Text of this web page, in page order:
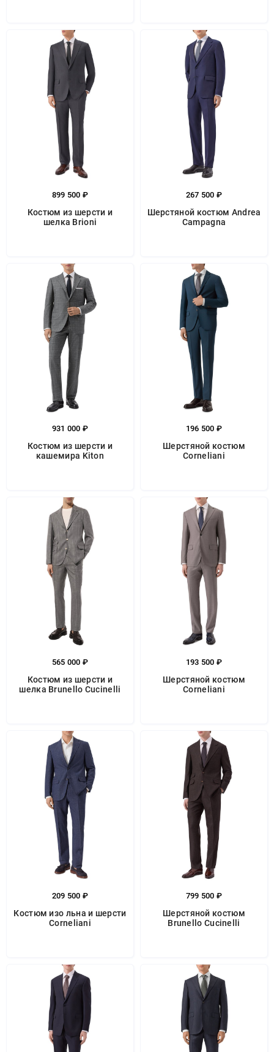
899 500 ₽
Костюм из шерсти и
шелка Brioni
267 500 ₽
Шерстяной костюм Andrea
Campagna
931 000 ₽
Костюм из шерсти и
кашемира Kiton
196 500 ₽
Шерстяной костюм
Corneliani
565 000 ₽
Костюм из шерсти и
шелка Brunello Cucinelli
193 500 ₽
Шерстяной костюм
Corneliani
209 500 ₽
Костюм изо льна и шерсти
Corneliani
799 500 ₽
Шерстяной костюм
Brunello Cucinelli